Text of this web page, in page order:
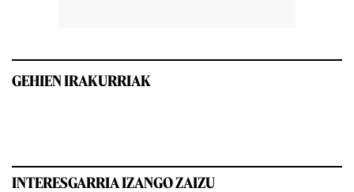
GEHIEN IRAKURRIAK
INTERESGARRIA IZANGO ZAIZU